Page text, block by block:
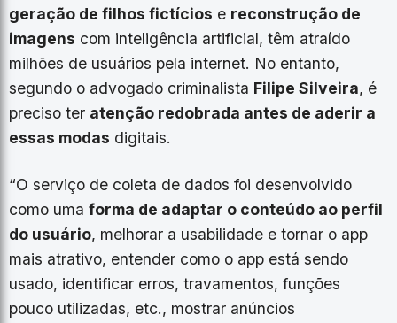
geração de filhos fictícios e reconstrução de
imagens com inteligência artificial, têm atraído
milhões de usuários pela internet. No entanto,
segundo o advogado criminalista Filipe Silveira, é
preciso ter atenção redobrada antes de aderir a
essas modas digitais.
“O serviço de coleta de dados foi desenvolvido
como uma forma de adaptar o conteúdo ao perfil
do usuário, melhorar a usabilidade e tornar o app
mais atrativo, entender como o app está sendo
usado, identificar erros, travamentos, funções
pouco utilizadas, etc., mostrar anúncios